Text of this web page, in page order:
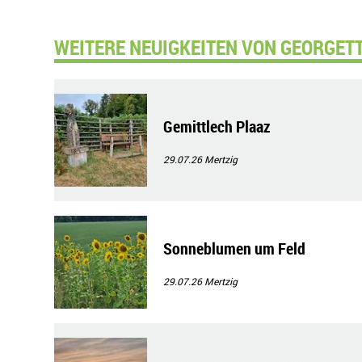
WEITERE NEUIGKEITEN VON
Gemittlech Plaaz
29.07.26Mertzig
Sonneblumen um Feld
29.07.26Mertzig